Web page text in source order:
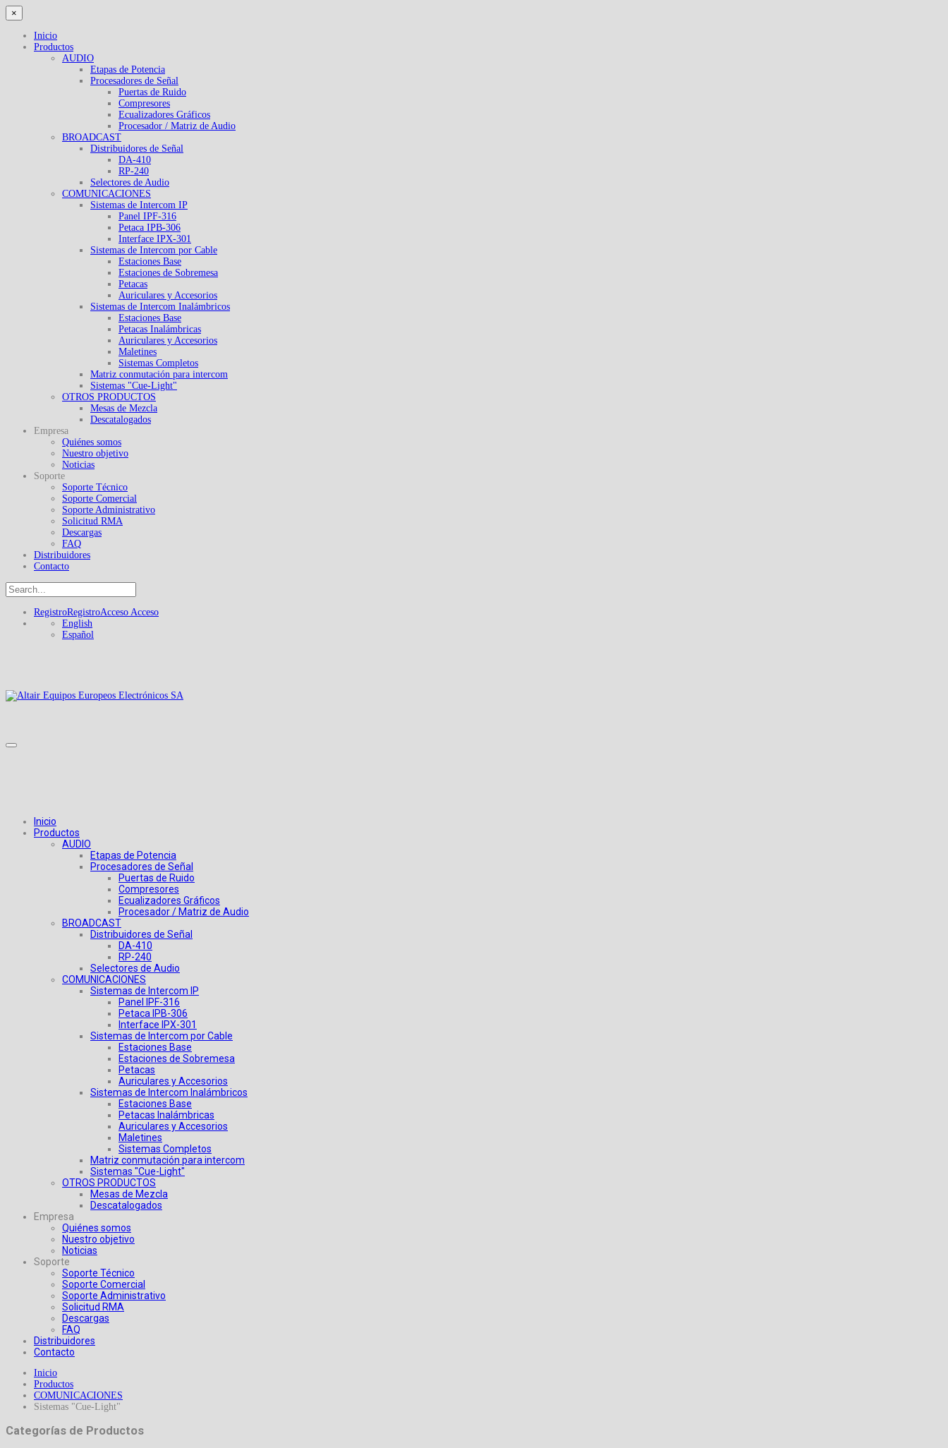
×
Inicio
Productos
AUDIO
Etapas de Potencia
Procesadores de Señal
Puertas de Ruido
Compresores
Ecualizadores Gráficos
Procesador / Matriz de Audio
BROADCAST
Distribuidores de Señal
DA-410
RP-240
Selectores de Audio
COMUNICACIONES
Sistemas de Intercom IP
Panel IPF-316
Petaca IPB-306
Interface IPX-301
Sistemas de Intercom por Cable
Estaciones Base
Estaciones de Sobremesa
Petacas
Auriculares y Accesorios
Sistemas de Intercom Inalámbricos
Estaciones Base
Petacas Inalámbricas
Auriculares y Accesorios
Maletines
Sistemas Completos
Matriz conmutación para intercom
Sistemas "Cue-Light"
OTROS PRODUCTOS
Mesas de Mezcla
Descatalogados
Empresa
Quiénes somos
Nuestro objetivo
Noticias
Soporte
Soporte Técnico
Soporte Comercial
Soporte Administrativo
Solicitud RMA
Descargas
FAQ
Distribuidores
Contacto
RegistroRegistroAcceso Acceso
English
Español
Inicio
Productos
AUDIO
Etapas de Potencia
Procesadores de Señal
Puertas de Ruido
Compresores
Ecualizadores Gráficos
Procesador / Matriz de Audio
BROADCAST
Distribuidores de Señal
DA-410
RP-240
Selectores de Audio
COMUNICACIONES
Sistemas de Intercom IP
Panel IPF-316
Petaca IPB-306
Interface IPX-301
Sistemas de Intercom por Cable
Estaciones Base
Estaciones de Sobremesa
Petacas
Auriculares y Accesorios
Sistemas de Intercom Inalámbricos
Estaciones Base
Petacas Inalámbricas
Auriculares y Accesorios
Maletines
Sistemas Completos
Matriz conmutación para intercom
Sistemas "Cue-Light"
OTROS PRODUCTOS
Mesas de Mezcla
Descatalogados
Empresa
Quiénes somos
Nuestro objetivo
Noticias
Soporte
Soporte Técnico
Soporte Comercial
Soporte Administrativo
Solicitud RMA
Descargas
FAQ
Distribuidores
Contacto
Inicio
Productos
COMUNICACIONES
Sistemas "Cue-Light"
Categorías de Productos